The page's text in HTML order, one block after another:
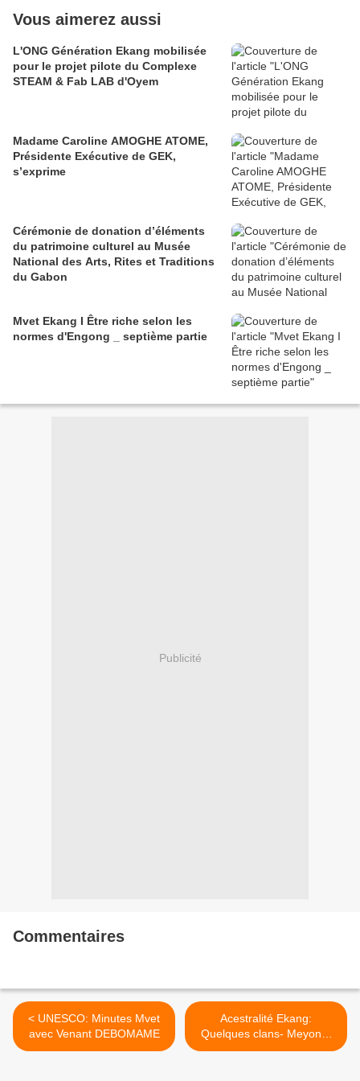
Vous aimerez aussi
L'ONG Génération Ekang mobilisée
pour le projet pilote du Complexe
STEAM & Fab LAB d'Oyem
Madame Caroline AMOGHE ATOME,
Présidente Exécutive de GEK,
s’exprime
Cérémonie de donation d’éléments
du patrimoine culturel au Musée
National des Arts, Rites et Traditions
du Gabon
Mvet Ekang I Être riche selon les
normes d'Engong _ septième partie
Publicité
Commentaires
< UNESCO: Minutes Mvet
avec Venant DEBOMAME
Acestralité Ekang:
Quelques clans- Meyong-
Ntumu de Bitam >